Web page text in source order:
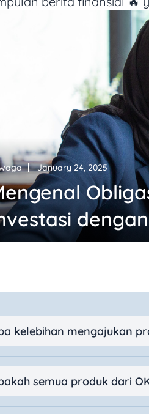
January 24, 2025
kelebihan mengajukan
semua produk dari